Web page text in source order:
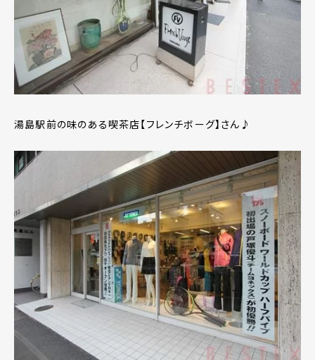
湯島駅前の味のある喫茶店【フレンチボーグ】さん♪